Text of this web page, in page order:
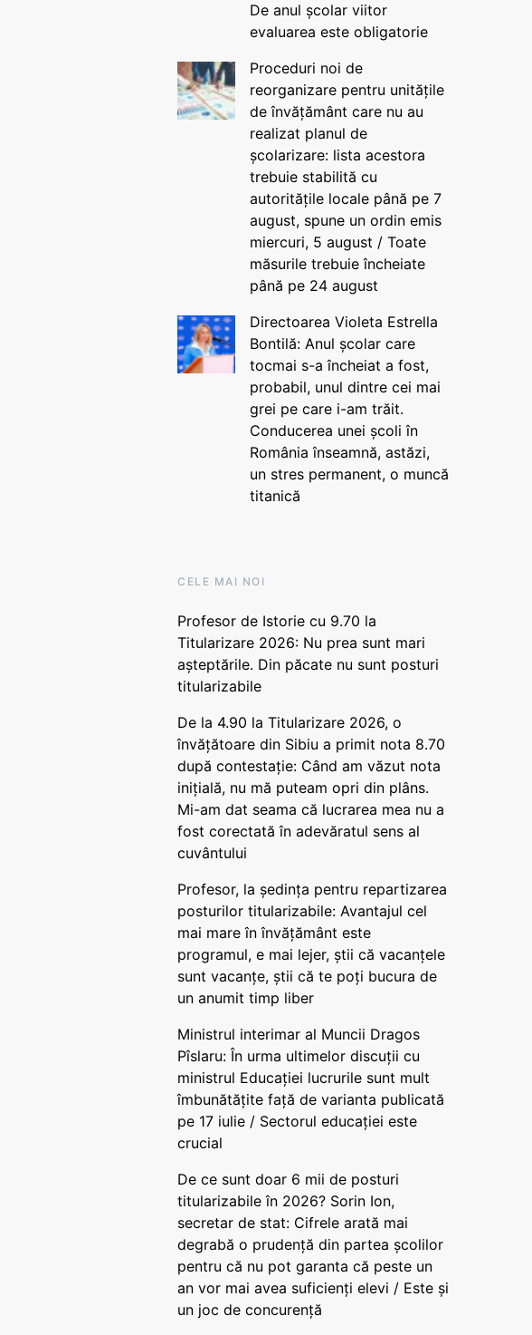
De anul școlar viitor
evaluarea este obligatorie
Proceduri noi de
reorganizare pentru unitățile
de învățământ care nu au
realizat planul de
școlarizare: lista acestora
trebuie stabilită cu
autoritățile locale până pe 7
august, spune un ordin emis
miercuri, 5 august / Toate
măsurile trebuie încheiate
până pe 24 august
Directoarea Violeta Estrella
Bontilă: Anul școlar care
tocmai s-a încheiat a fost,
probabil, unul dintre cei mai
grei pe care i-am trăit.
Conducerea unei școli în
România înseamnă, astăzi,
un stres permanent, o muncă
titanică
CELE MAI NOI
Profesor de Istorie cu 9.70 la
Titularizare 2026: Nu prea sunt mari
așteptările. Din păcate nu sunt posturi
titularizabile
De la 4.90 la Titularizare 2026, o
învățătoare din Sibiu a primit nota 8.70
după contestație: Când am văzut nota
inițială, nu mă puteam opri din plâns.
Mi-am dat seama că lucrarea mea nu a
fost corectată în adevăratul sens al
cuvântului
Profesor, la ședința pentru repartizarea
posturilor titularizabile: Avantajul cel
mai mare în învățământ este
programul, e mai lejer, știi că vacanțele
sunt vacanţe, știi că te poți bucura de
un anumit timp liber
Ministrul interimar al Muncii Dragos
Pîslaru: În urma ultimelor discuții cu
ministrul Educației lucrurile sunt mult
îmbunătățite față de varianta publicată
pe 17 iulie / Sectorul educației este
crucial
De ce sunt doar 6 mii de posturi
titularizabile în 2026? Sorin Ion,
secretar de stat: Cifrele arată mai
degrabă o prudență din partea școlilor
pentru că nu pot garanta că peste un
an vor mai avea suficienți elevi / Este și
un joc de concurență